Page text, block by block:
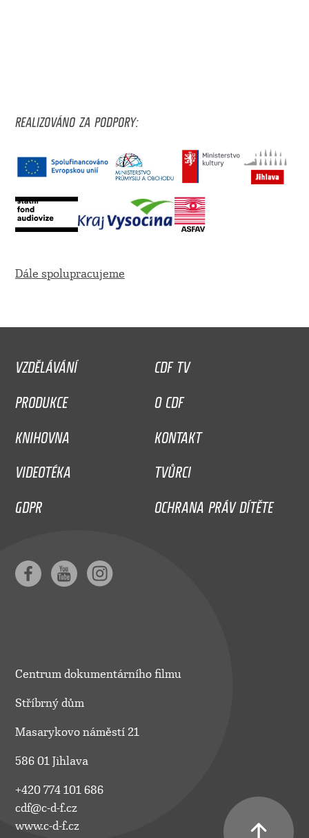
REALIZOVÁNO ZA PODPORY:
Dále spolupracujeme
VZDĚLÁVÁNÍ
CDF TV
PRODUKCE
O CDF
KNIHOVNA
KONTAKT
VIDEOTÉKA
TVŮRCI
GDPR
OCHRANA PRÁV DÍTĚTE
Centrum dokumentárního filmu
Stříbrný dům
Masarykovo náměstí 21
586 01 Jihlava
+420 774 101 686
cdf@c-d-f.cz
www.c-d-f.cz